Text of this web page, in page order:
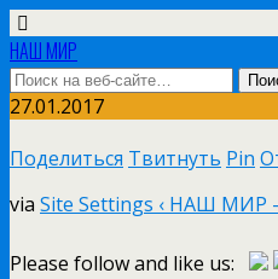
НАШ МИР
27.01.2017
Поделиться Твитнуть Pin
via Site Settings ‹ НАШ МИР
Please follow and like us: